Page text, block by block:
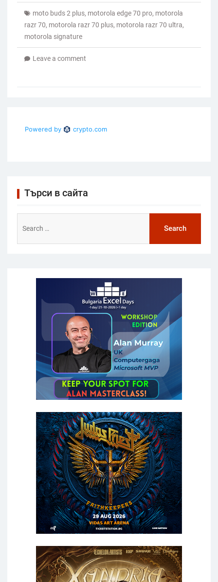
moto buds 2 plus, motorola edge 70 pro, motorola
razr 70, motorola razr 70 plus, motorola razr 70 ultra,
motorola signature
Leave a comment
Търси в сайта
for: